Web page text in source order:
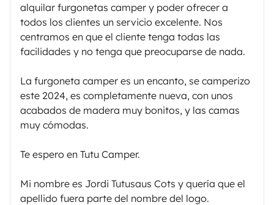
alquilar furgonetas camper y poder ofrecer a
todos los clientes un servicio excelente. Nos
centramos en que el cliente tenga todas las
facilidades y no tenga que preocuparse de nada.
La furgoneta camper es un encanto, se camperizo
este 2024, es completamente nueva, con unos
acabados de madera muy bonitos, y las camas
muy cómodas.
Te espero en Tutu Camper.
Mi nombre es Jordi Tutusaus Cots y quería que el
apellido fuera parte del nombre del logo.